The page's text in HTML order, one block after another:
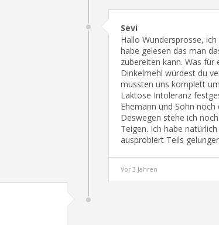
Sevi
Hallo Wundersprosse,
habe gelesen das man
zubereiten kann. Was
Dinkelmehl würdest du
mussten uns komplett
Laktose Intoleranz
Ehemann und Sohn
Deswegen stehe ich
Teigen. Ich habe
ausprobiert Teils
Vor 3 Jahren